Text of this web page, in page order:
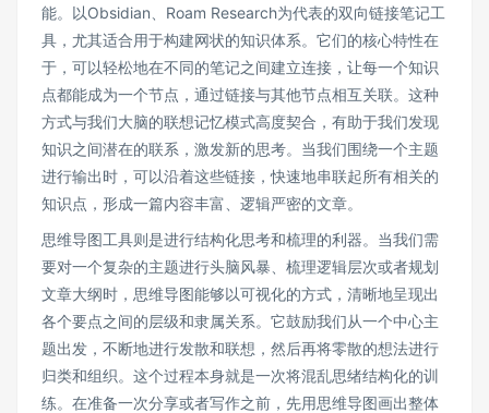
能。以Obsidian、Roam Research为代表的双向链接笔记工
具，尤其适合用于构建网状的知识体系。它们的核心特性在
于，可以轻松地在不同的笔记之间建立连接，让每一个知识
点都能成为一个节点，通过链接与其他节点相互关联。这种
方式与我们大脑的联想记忆模式高度契合，有助于我们发现
知识之间潜在的联系，激发新的思考。当我们围绕一个主题
进行输出时，可以沿着这些链接，快速地串联起所有相关的
知识点，形成一篇内容丰富、逻辑严密的文章。
思维导图工具则是进行结构化思考和梳理的利器。当我们需
要对一个复杂的主题进行头脑风暴、梳理逻辑层次或者规划
文章大纲时，思维导图能够以可视化的方式，清晰地呈现出
各个要点之间的层级和隶属关系。它鼓励我们从一个中心主
题出发，不断地进行发散和联想，然后再将零散的想法进行
归类和组织。这个过程本身就是一次将混乱思绪结构化的训
练。在准备一次分享或者写作之前，先用思维导图画出整体